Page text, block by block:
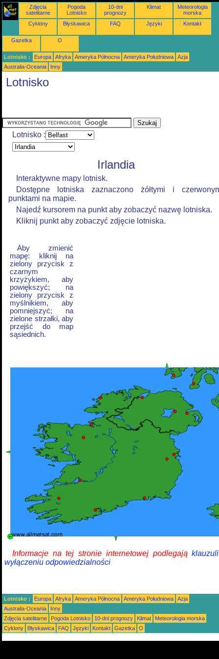
Zdjęcia
satelitarne
Pogoda
Lotnisko
10-dni
prognozy
Klimat
Meteorologia
morska
Cyklony
Błyskawica FAQ Języki Kontakt
Gazetka O
Lotnisko : Europa Afryka Ameryka Północna Ameryka Południowa
Azja
Australia-Oceania
Inny
Lotnisko
Lotnisko :
Irlandia
Interaktywne mapy lotnisk.
Dostępne lotniska zaznaczono żółtymi i
punktami na mapie.
Najedź kursorem na punkt aby zobaczyć nazwę lotniska.
Kliknij punkt aby zobaczyć zdjęcie lotniska.
Aby zmienić
mapę: kliknij na
zielony przycisk z
czarnym
krzyżykiem, aby
powiększyć; na
zielony przycisk z
myślnikiem, aby
pomniejszyć; na
zielone strzałki, aby
przejść do map
sąsiednich.
Informacje na tej stronie internetowej podlegają
wyłączeniu odpowiedzialności
Lotnisko : Europa Afryka Ameryka Północna Ameryka Południowa
Azja
Australia-Oceania
Inny
Zdjęcia satelitarne
Pogoda Lotnisko 10-dni prognozy Klimat
Meteorologia morska
Cyklony
Błyskawica FAQ Języki Kontakt Gazetka O